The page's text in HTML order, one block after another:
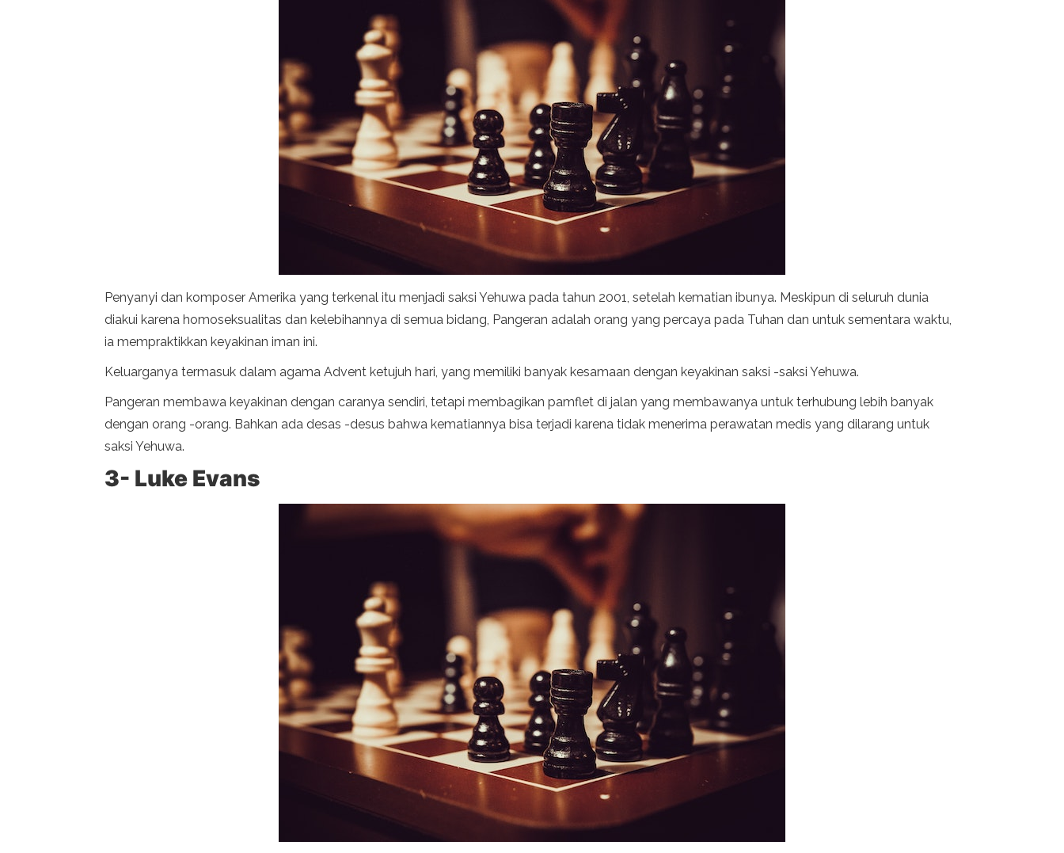
Penyanyi dan komposer Amerika yang terkenal itu menjadi saksi Yehuwa pada tahun 2001, setelah kematian ibunya. Meskipun di seluruh dunia
diakui karena homoseksualitas dan kelebihannya di semua bidang, Pangeran adalah orang yang percaya pada Tuhan dan untuk sementara waktu,
ia mempraktikkan keyakinan iman ini.
Keluarganya termasuk dalam agama Advent ketujuh hari, yang memiliki banyak kesamaan dengan keyakinan saksi -saksi Yehuwa.
Pangeran membawa keyakinan dengan caranya sendiri, tetapi membagikan pamflet di jalan yang membawanya untuk terhubung lebih banyak
dengan orang -orang. Bahkan ada desas -desus bahwa kematiannya bisa terjadi karena tidak menerima perawatan medis yang dilarang untuk
saksi Yehuwa.
3- Luke Evans